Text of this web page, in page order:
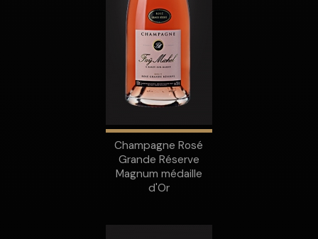
Champagne Rosé
Grande Réserve
Magnum médaille
d'Or